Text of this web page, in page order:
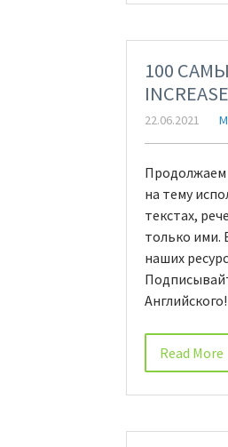
100
22.06.2021
Продолжаем
на тему
текстах,
только ими.
наших
Английского!
Read More